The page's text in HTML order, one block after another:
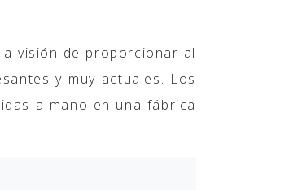
visión de proporcionar al
y muy actuales. Los
a mano en una fábrica